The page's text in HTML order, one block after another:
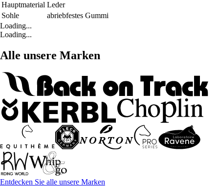
Hauptmaterial Leder
Sohle
abriebfestes Gummi
Loading...
Loading...
Alle unsere Marken
Entdecken Sie alle unsere Marken